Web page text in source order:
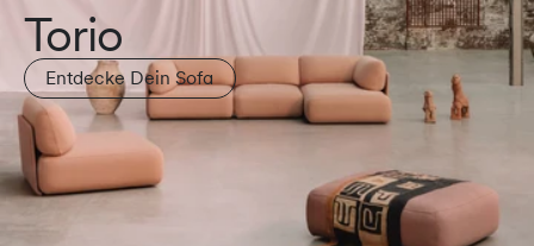
Torio
Entdecke Dein Sofa